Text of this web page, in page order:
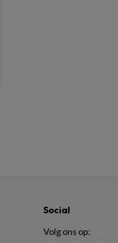
Social
Volg ons op: